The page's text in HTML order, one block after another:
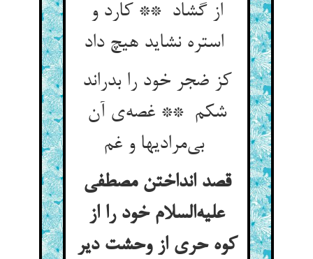
از گشاد ** کارد و
کز ضجر خود را بدراند
شکم ** غصه‌ی آن
بی‌مرادیها و غم
قصد انداختن مصطفی
علیه‌السلام خود را از
کوه حری از وحشت دیر